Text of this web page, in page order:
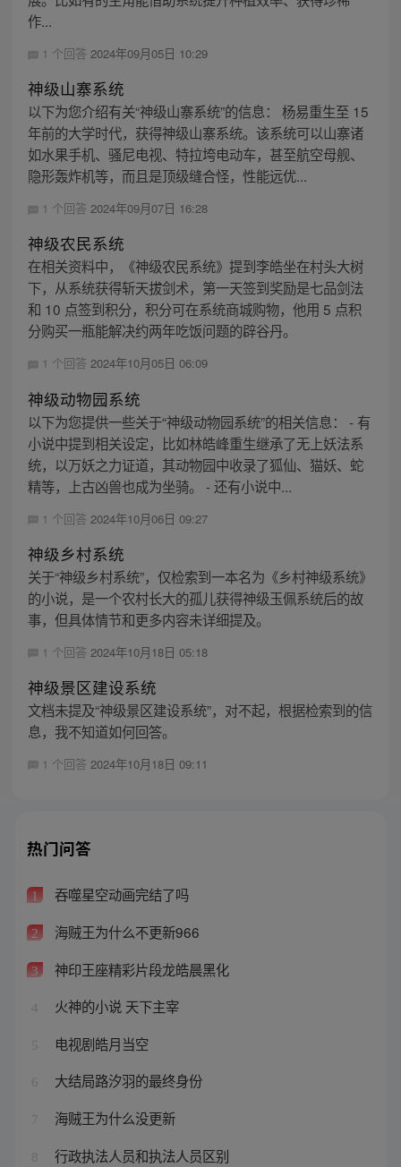
作...
1 个回答 2024年09月05日 10:29
神级山寨系统
以下为您介绍有关“神级山寨系统”的信息： 杨易重生至 15
年前的大学时代，获得神级山寨系统。该系统可以山寨诸
如水果手机、骚尼电视、特拉垮电动车，甚至航空母舰、
隐形轰炸机等，而且是顶级缝合怪，性能远优...
1 个回答 2024年09月07日 16:28
神级农民系统
在相关资料中，《神级农民系统》提到李皓坐在村头大树
下，从系统获得斩天拔剑术，第一天签到奖励是七品剑法
和 10 点签到积分，积分可在系统商城购物，他用 5 点积
分购买一瓶能解决约两年吃饭问题的辟谷丹。
1 个回答 2024年10月05日 06:09
神级动物园系统
以下为您提供一些关于“神级动物园系统”的相关信息： - 有
小说中提到相关设定，比如林皓峰重生继承了无上妖法系
统，以万妖之力证道，其动物园中收录了狐仙、猫妖、蛇
精等，上古凶兽也成为坐骑。 - 还有小说中...
1 个回答 2024年10月06日 09:27
神级乡村系统
关于“神级乡村系统”，仅检索到一本名为《乡村神级系统》
的小说，是一个农村长大的孤儿获得神级玉佩系统后的故
事，但具体情节和更多内容未详细提及。
1 个回答 2024年10月18日 05:18
神级景区建设系统
文档未提及“神级景区建设系统”，对不起，根据检索到的信
息，我不知道如何回答。
1 个回答 2024年10月18日 09:11
热门问答
1 吞噬星空动画完结了吗
2 海贼王为什么不更新966
3 神印王座精彩片段龙皓晨黑化
4 火神的小说 天下主宰
5 电视剧皓月当空
6 大结局路汐羽的最终身份
7 海贼王为什么没更新
8 行政执法人员和执法人员区别